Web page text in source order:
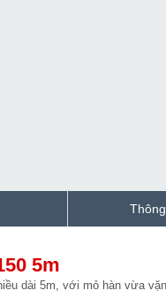
5m
dài 5m, với mỏ hàn vừa